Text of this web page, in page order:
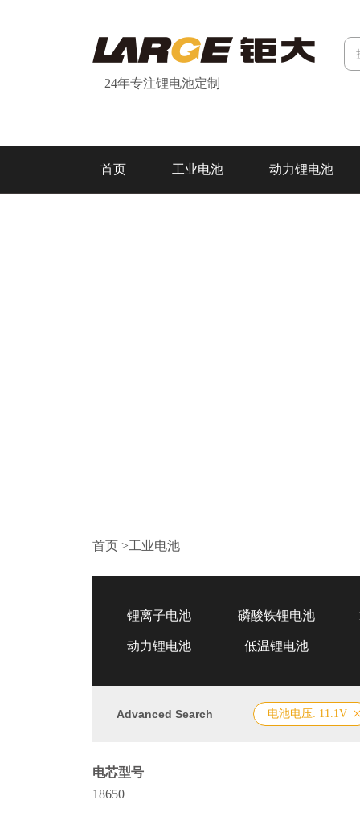
24年专注锂电池定制
首页 工业电池 动力锂电池
首页 >工业电池
锂离子电池 磷酸铁锂电池
动力锂电池 低温锂电池
Advanced Search 电池电压: 11.1V
电芯型号
18650